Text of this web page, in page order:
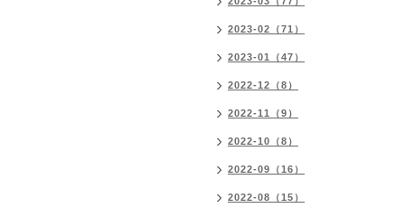
2023-02（71）
2023-01（47）
2022-12（8）
2022-11（9）
2022-10（8）
2022-09（16）
2022-08（15）